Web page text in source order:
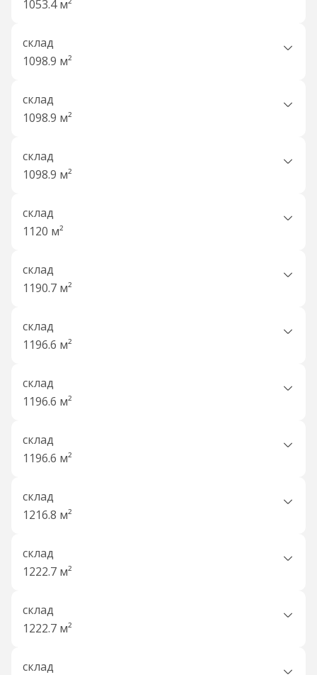
1053.4 м²
склад
1098.9 м²
склад
1098.9 м²
склад
1098.9 м²
склад
1120 м²
склад
1190.7 м²
склад
1196.6 м²
склад
1196.6 м²
склад
1196.6 м²
склад
1216.8 м²
склад
1222.7 м²
склад
1222.7 м²
склад